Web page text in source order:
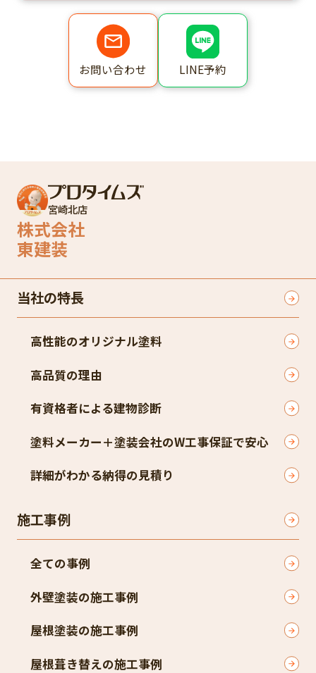
お問い合わせ LINE予約
宮崎北店
株式会社
東建装
当社の特長
高性能のオリジナル塗料
高品質の理由
有資格者による建物診断
塗料メーカー＋塗装会社のW工事保証で安心
詳細がわかる納得の見積り
施工事例
全ての事例
外壁塗装の施工事例
屋根塗装の施工事例
屋根葺き替えの施工事例